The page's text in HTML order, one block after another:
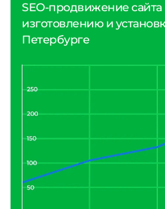
SEO-продвижение
изготовлению и
Петербурге